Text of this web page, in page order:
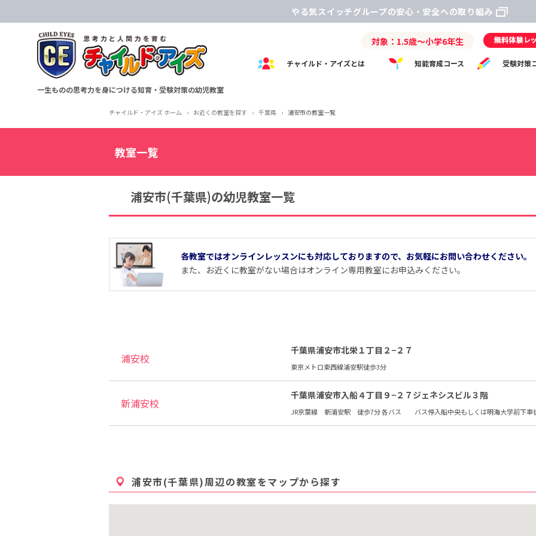
やる気スイッチグループの安心・安全への取り組み
一生ものの思考力を身につける知育・受験対策の幼児教室
対象：1.5歳～小学6年生
チャイルド・アイズとは 知能育成コース 受験対策
チャイルド・アイズ ホーム › お近くの教室を探す › 千葉県 › 浦安市の教室一覧
教室一覧
浦安市(千葉県)の幼児教室一覧
各教室ではオンラインレッスンにも対応しておりますので、お気軽にお問い合わせください。
また、お近くに教室がない場合はオンライン専用教室にお申込みください。
浦安校
千葉県浦安市北栄１丁目２−２７
東京メトロ東西線浦安駅徒歩3分
新浦安校
千葉県浦安市入船４丁目９−２７ジェネシスビル３階
JR京葉線 新浦安駅 徒歩7分 各バス バス停入船中央もしくは明海大学前下車
浦安市(千葉県)周辺の教室をマップから探す